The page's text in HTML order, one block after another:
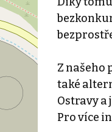
Z našeho
také
Ostravy a
Pro více